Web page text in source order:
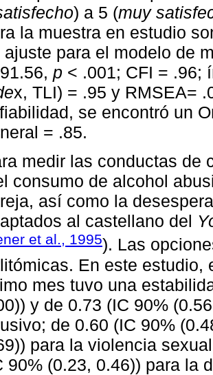
) a 5 (muy
la muestra en estudio
ajuste para el modelo de
p < .001; CFI = .96;
x, TLI) = .95 y RMSEA=
se encontró un
= .85.
medir las conductas de
consumo de alcohol
así como la
al castellano del
et al., 1995). Las
En este estudio,
mes tuvo una
y de 0.73 (IC 90%
de 0.60 (IC 90%
para la violencia
90% (0.23, 0.46)) para la